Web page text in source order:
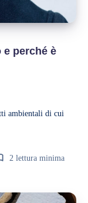
e perché è
ambientali di cui
2 lettura minima